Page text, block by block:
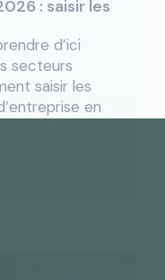
: saisir les
d’ici
secteurs
saisir les
en